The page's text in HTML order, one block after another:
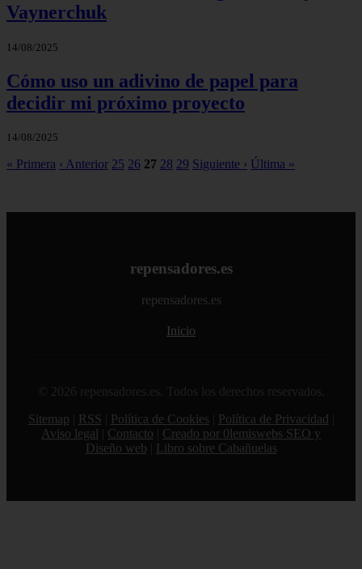
Vaynerchuk
14/08/2025
Cómo uso un adivino de papel para
decidir mi próximo proyecto
14/08/2025
« Primera ‹ Anterior 25 26 27 28 29 Siguiente › Última »
repensadores.es
repensadores.es
Inicio
© 2026 repensadores.es. Todos los derechos reservados.
Sitemap
RSS Política de Cookies Política de Privacidad
Aviso legal
Contacto
Creado por 0lemiswebs SEO y
Diseño web
Libro sobre Cabañuelas